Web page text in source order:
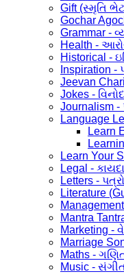
Gift (સ્મૃતિ
Gochar
Grammar -
Health -
Historical -
Inspiration -
Jeevan
Jokes -
Journalism -
Language
Learn
Learn Your
Legal -
Letters -
Literature
Mantra
Marketing -
Marriage
Maths -
Music -